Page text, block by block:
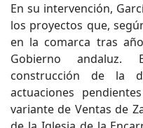
En su intervención,
los proyectos que,
en la comarca tras
Gobierno
construcción de la
actuaciones
variante de Ventas de